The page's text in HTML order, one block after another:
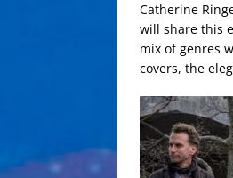
Catherine
will share this
mix of genres
covers, the